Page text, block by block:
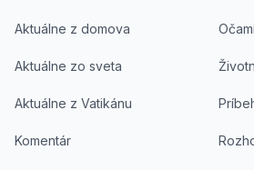
Aktuálne z domova
Aktuálne zo sveta
Aktuálne z Vatikánu
Komentár